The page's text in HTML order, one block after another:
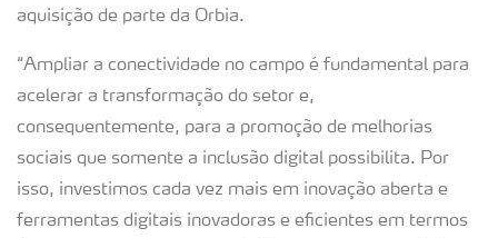
aquisição de parte da Orbia.
“Ampliar a conectividade no campo é fundamental para
acelerar a transformação do setor e,
consequentemente, para a promoção de melhorias
sociais que somente a inclusão digital possibilita. Por
isso, investimos cada vez mais em inovação aberta e
ferramentas digitais inovadoras e eficientes em termos